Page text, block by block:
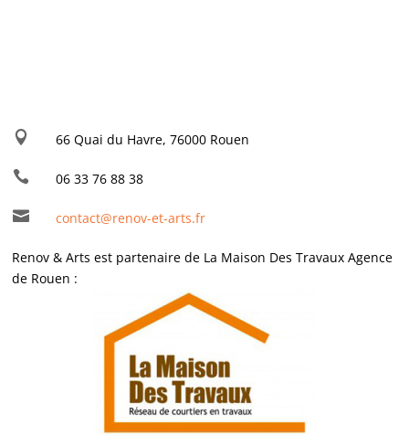
 66 Quai du Havre, 76000 Rouen
 06 33 76 88 38
 contact@renov-et-arts.fr
Renov & Arts est partenaire de La Maison Des Travaux Agence
de Rouen :